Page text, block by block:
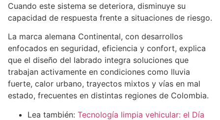
Cuando este sistema se deteriora, disminuye su
capacidad de respuesta frente a situaciones de riesgo.
La marca alemana Continental, con desarrollos
enfocados en seguridad, eficiencia y confort, explica
que el diseño del labrado integra soluciones que
trabajan activamente en condiciones como lluvia
fuerte, calor urbano, trayectos mixtos y vías en mal
estado, frecuentes en distintas regiones de Colombia.
Lea también: Tecnología limpia vehicular: el Día